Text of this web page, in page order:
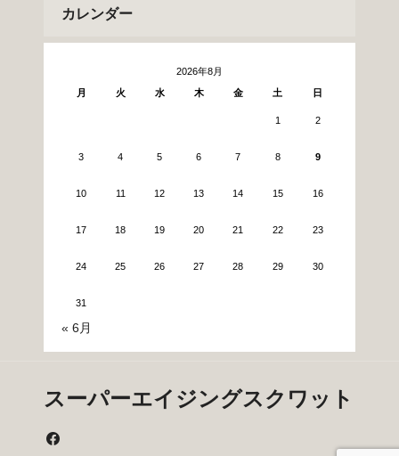
カレンダー
2026年8月
月
火 水 木 金 土 日
1 2
3 4 5 6 7 8 9
10 11 12 13 14 15 16
17 18 19 20 21 22 23
24 25 26 27 28 29 30
31
« 6月
スーパーエイジングスクワット